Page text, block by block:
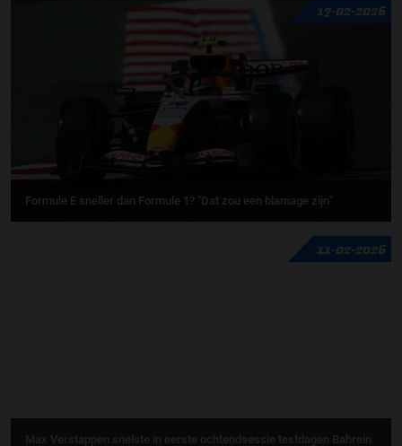
17-02-2026
Formule E sneller dan Formule 1? "Dat zou een blamage zijn"
11-02-2026
Max Verstappen snelste in eerste ochtendsessie testdagen Bahrein